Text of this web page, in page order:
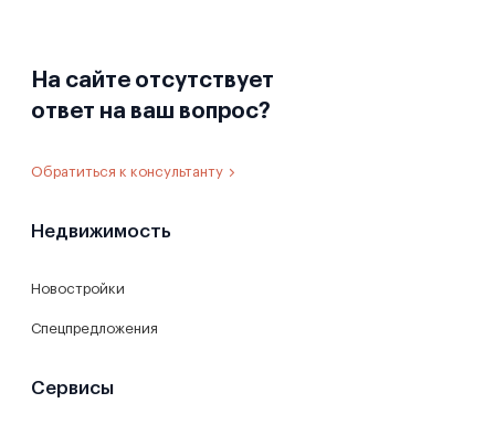
На сайте отсутствует
ответ на ваш вопрос?
Обратиться к консультанту
Недвижимость
Новостройки
Спецпредложения
Сервисы